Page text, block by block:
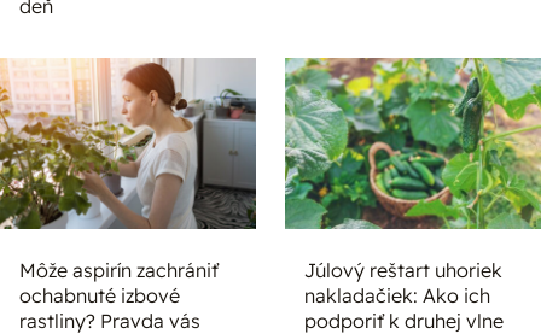
ochabnuté izbové
rastliny? Pravda vás
možno prekvapí
nakladačiek: Ako ich
podporiť k druhej vlne
kvitnutia?